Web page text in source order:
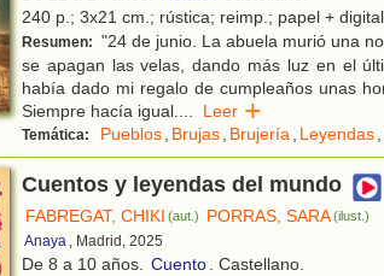
240 p.; 3x21 cm.; rústica; reimp.; papel +
Resumen: "24 de junio. La abuela murió una
se apagan las velas, dando más luz en el
había dado mi regalo de cumpleaños unas
Siempre hacía igual.... Leer
Temática: Pueblos, Brujas, Brujería, Leyendas,
Cuentos y leyendas del mundo
FABREGAT, CHIKI (aut.) PORRAS, SARA(ilust.)
Anaya , Madrid, 2025
De 8 a 10 años. Cuento. Castellano.